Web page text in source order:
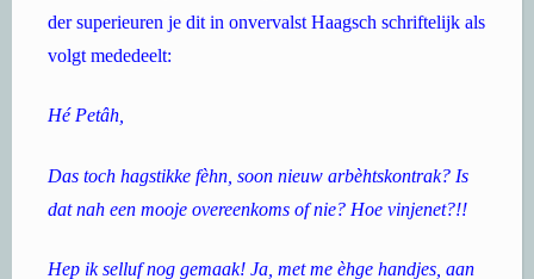
der superieuren je dit in onvervalst Haagsch schriftelijk als
volgt mededeelt:
Hé Petâh,
Das toch hagstikke fèhn, soon nieuw arbèhtskontrak? Is
dat nah een mooje overeenkoms of nie? Hoe vinjenet?!!
Hep ik selluf nog gemaak! Ja, met me èhge handjes, aan